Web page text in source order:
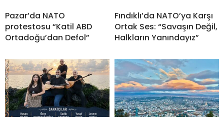
Pazar’da NATO
protestosu “Katil ABD
Ortadoğu’dan Defol”
Fındıklı’da NATO’ya Karşı
Ortak Ses: “Savaşın Değil,
Halkların Yanındayız”